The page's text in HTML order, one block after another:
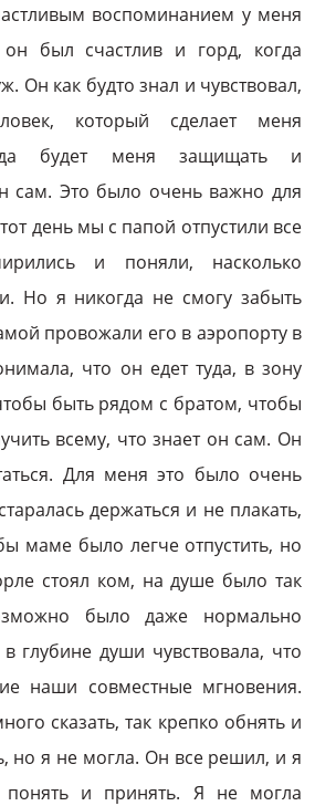
воспоминанием у меня
он был счастлив и горд, когда
Он как будто знал и чувствовал,
который сделает меня
будет меня защищать и
сам. Это было очень важно для
день мы с папой отпустили все
и поняли, насколько
Но я никогда не смогу забыть
провожали его в аэропорту в
что он едет туда, в зону
быть рядом с братом, чтобы
всему, что знает он сам. Он
Для меня это было очень
держаться и не плакать,
маме было легче отпустить, но
стоял ком, на душе было так
было даже нормально
глубине души чувствовала, что
наши совместные мгновения.
сказать, так крепко обнять и
но я не могла. Он все решил, и я
и принять. Я не могла